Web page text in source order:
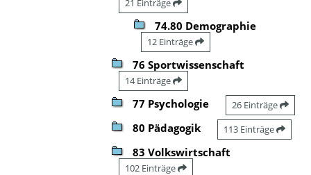
21 Einträge
74.80 Demographie
12 Einträge
76 Sportwissenschaft
14 Einträge
77 Psychologie 26 Einträge
80 Pädagogik 113 Einträge
83 Volkswirtschaft
102 Einträge